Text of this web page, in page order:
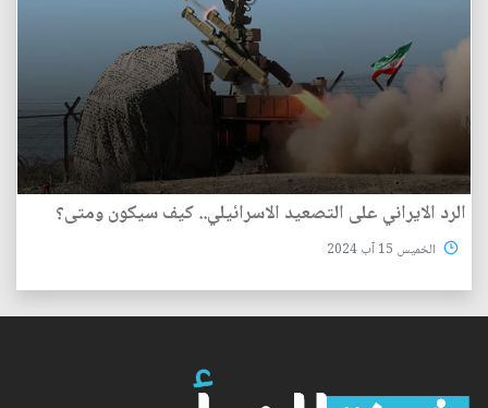
الرد الايراني على التصعيد الاسرائيلي.. كيف سيكون ومتى؟
الخميس 15 آب 2024